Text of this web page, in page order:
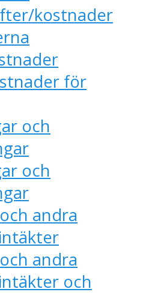
kostnader
för
och
och
andra
andra
och